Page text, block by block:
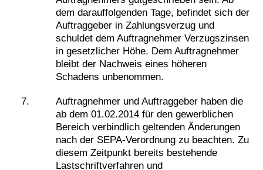
dem darauffolgenden Tage, befindet sich der
Auftraggeber in Zahlungsverzug und
schuldet dem Auftragnehmer Verzugszinsen
in gesetzlicher Höhe. Dem Auftragnehmer
bleibt der Nachweis eines höheren
Schadens unbenommen.
Auftragnehmer und Auftraggeber haben die
ab dem 01.02.2014 für den gewerblichen
Bereich verbindlich geltenden Änderungen
nach der SEPA-Verordnung zu beachten. Zu
diesem Zeitpunkt bereits bestehende
Lastschriftverfahren und